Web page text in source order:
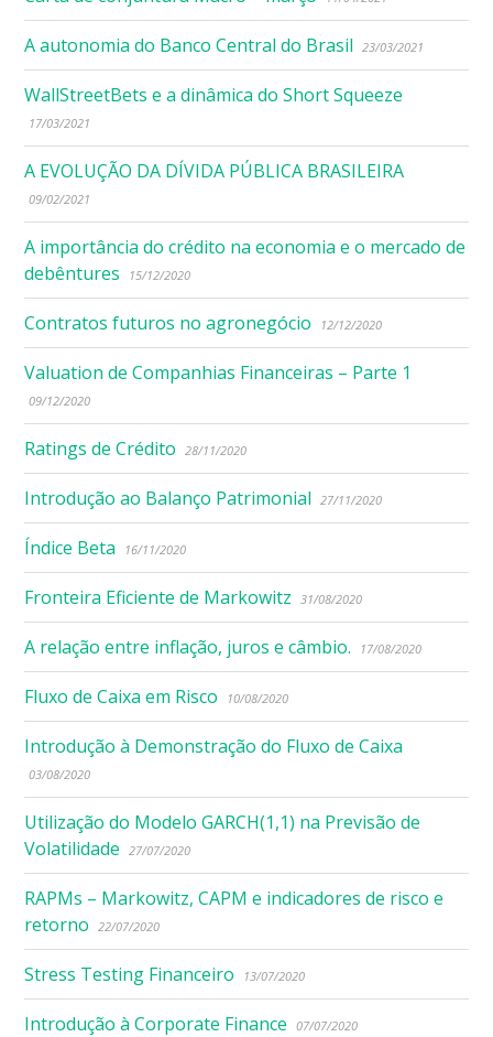
A autonomia do Banco Central do Brasil 23/03/2021
WallStreetBets e a dinâmica do Short Squeeze
17/03/2021
A EVOLUÇÃO DA DÍVIDA PÚBLICA BRASILEIRA
09/02/2021
A importância do crédito na economia e o mercado de
debêntures
15/12/2020
Contratos futuros no agronegócio 12/12/2020
Valuation de Companhias Financeiras – Parte 1
09/12/2020
Ratings de Crédito 28/11/2020
Introdução ao Balanço Patrimonial 27/11/2020
Índice Beta 16/11/2020
Fronteira Eficiente de Markowitz 31/08/2020
A relação entre inflação, juros e câmbio. 17/08/2020
Fluxo de Caixa em Risco 10/08/2020
Introdução à Demonstração do Fluxo de Caixa
03/08/2020
Utilização do Modelo GARCH(1,1) na Previsão de
Volatilidade
27/07/2020
RAPMs – Markowitz, CAPM e indicadores de risco e
retorno
22/07/2020
Stress Testing Financeiro 13/07/2020
Introdução à Corporate Finance 07/07/2020